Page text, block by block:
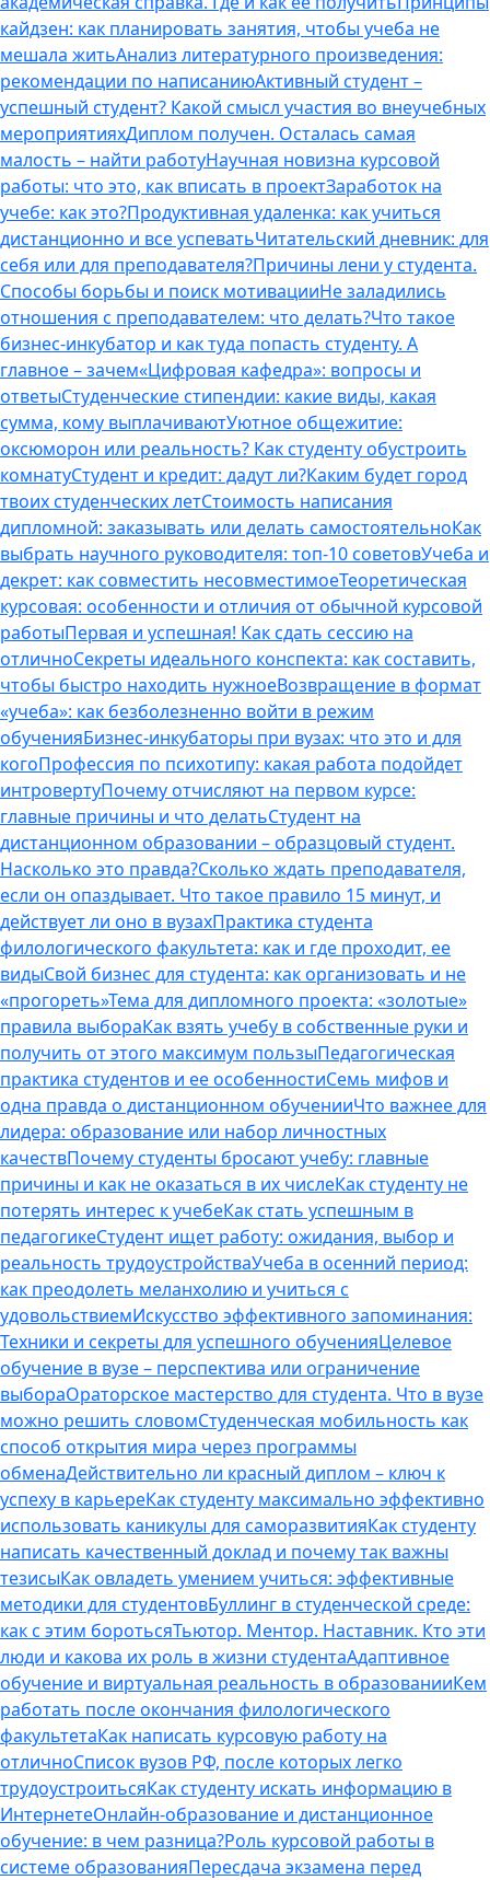
кайдзен: как планировать занятия, чтобы учеба не
мешала житьАнализ литературного произведения:
рекомендации по написаниюАктивный студент –
успешный студент? Какой смысл участия во внеучебных
мероприятияхДиплом получен. Осталась самая
малость – найти работуНаучная новизна курсовой
работы: что это, как вписать в проектЗаработок на
учебе: как это?Продуктивная удаленка: как учиться
дистанционно и все успеватьЧитательский дневник: для
себя или для преподавателя?Причины лени у студента.
Способы борьбы и поиск мотивацииНе заладились
отношения с преподавателем: что делать?Что такое
бизнес-инкубатор и как туда попасть студенту. А
главное – зачем«Цифровая кафедра»: вопросы и
ответыСтуденческие стипендии: какие виды, какая
сумма, кому выплачиваютУютное общежитие:
оксюморон или реальность? Как студенту обустроить
комнатуСтудент и кредит: дадут ли?Каким будет город
твоих студенческих летСтоимость написания
дипломной: заказывать или делать самостоятельноКак
выбрать научного руководителя: топ-10 советовУчеба и
декрет: как совместить несовместимоеТеоретическая
курсовая: особенности и отличия от обычной курсовой
работыПервая и успешная! Как сдать сессию на
отличноСекреты идеального конспекта: как составить,
чтобы быстро находить нужноеВозвращение в формат
«учеба»: как безболезненно войти в режим
обученияБизнес-инкубаторы при вузах: что это и для
когоПрофессия по психотипу: какая работа подойдет
интровертуПочему отчисляют на первом курсе:
главные причины и что делатьСтудент на
дистанционном образовании – образцовый студент.
Насколько это правда?Сколько ждать преподавателя,
если он опаздывает. Что такое правило 15 минут, и
действует ли оно в вузахПрактика студента
филологического факультета: как и где проходит, ее
видыСвой бизнес для студента: как организовать и не
«прогореть»Тема для дипломного проекта: «золотые»
правила выбораКак взять учебу в собственные руки и
получить от этого максимум пользыПедагогическая
практика студентов и ее особенностиСемь мифов и
одна правда о дистанционном обученииЧто важнее для
лидера: образование или набор личностных
качествПочему студенты бросают учебу: главные
причины и как не оказаться в их числеКак студенту не
потерять интерес к учебеКак стать успешным в
педагогикеСтудент ищет работу: ожидания, выбор и
реальность трудоустройстваУчеба в осенний период:
как преодолеть меланхолию и учиться с
удовольствиемИскусство эффективного запоминания:
Техники и секреты для успешного обученияЦелевое
обучение в вузе – перспектива или ограничение
выбораОраторское мастерство для студента. Что в вузе
можно решить словомСтуденческая мобильность как
способ открытия мира через программы
обменаДействительно ли красный диплом – ключ к
успеху в карьереКак студенту максимально эффективно
использовать каникулы для саморазвитияКак студенту
написать качественный доклад и почему так важны
тезисыКак овладеть умением учиться: эффективные
методики для студентовБуллинг в студенческой среде:
как с этим боротьсяТьютор. Ментор. Наставник. Кто эти
люди и какова их роль в жизни студентаАдаптивное
обучение и виртуальная реальность в образованииКем
работать после окончания филологического
факультетаКак написать курсовую работу на
отличноСписок вузов РФ, после которых легко
трудоустроитьсяКак студенту искать информацию в
ИнтернетеОнлайн-образование и дистанционное
обучение: в чем разница?Роль курсовой работы в
системе образованияПересдача экзамена перед